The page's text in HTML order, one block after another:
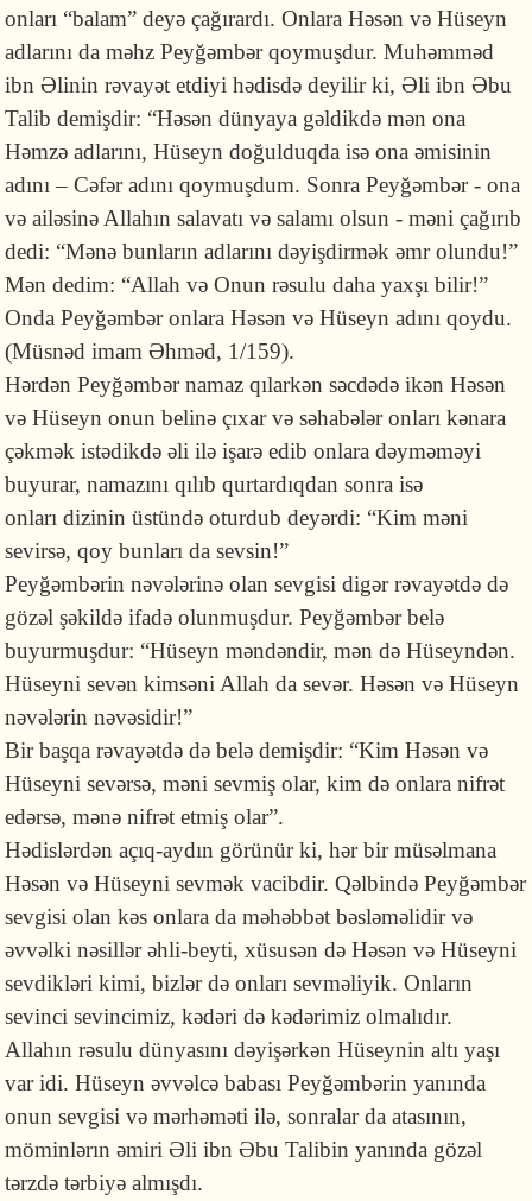
onları “balam” deyə çağırardı. Onlara Həsən və Hüseyn
adlarını da məhz Peyğəmbər qoymuşdur. Muhəmməd
ibn Əlinin rəvayət etdiyi hədisdə deyilir ki, Əli ibn Əbu
Talib demişdir: “Həsən dünyaya gəldikdə mən ona
Həmzə adlarını, Hüseyn doğulduqda isə ona əmisinin
adını – Cəfər adını qoymuşdum. Sonra Peyğəmbər - ona
və ailəsinə Allahın salavatı və salamı olsun - məni çağırıb
dedi: “Mənə bunların adlarını dəyişdirmək əmr olundu!”
Mən dedim: “Allah və Onun rəsulu daha yaxşı bilir!”
Onda Peyğəmbər onlara Həsən və Hüseyn adını qoydu.
(Müsnəd imam Əhməd, 1/159).
Hərdən Peyğəmbər namaz qılarkən səcdədə ikən Həsən
və Hüseyn onun belinə çıxar və səhabələr onları kənara
çəkmək istədikdə əli ilə işarə edib onlara dəyməməyi
buyurar, namazını qılıb qurtardıqdan sonra isə
onları dizinin üstündə oturdub deyərdi: “Kim məni
sevirsə, qoy bunları da sevsin!”
Peyğəmbərin nəvələrinə olan sevgisi digər rəvayətdə də
gözəl şəkildə ifadə olunmuşdur. Peyğəmbər belə
buyurmuşdur: “Hüseyn məndəndir, mən də Hüseyndən.
Hüseyni sevən kimsəni Allah da sevər. Həsən və Hüseyn
nəvələrin nəvəsidir!”
Bir başqa rəvayətdə də belə demişdir: “Kim Həsən və
Hüseyni sevərsə, məni sevmiş olar, kim də onlara nifrət
edərsə, mənə nifrət etmiş olar”.
Hədislərdən açıq-aydın görünür ki, hər bir müsəlmana
Həsən və Hüseyni sevmək vacibdir. Qəlbində Peyğəmbər
sevgisi olan kəs onlara da məhəbbət bəsləməlidir və
əvvəlki nəsillər əhli-beyti, xüsusən də Həsən və Hüseyni
sevdikləri kimi, bizlər də onları sevməliyik. Onların
sevinci sevincimiz, kədəri də kədərimiz olmalıdır.
Allahın rəsulu dünyasını dəyişərkən Hüseynin altı yaşı
var idi. Hüseyn əvvəlcə babası Peyğəmbərin yanında
onun sevgisi və mərhəməti ilə, sonralar da atasının,
möminlərın əmiri Əli ibn Əbu Talibin yanında gözəl
tərzdə tərbiyə almışdı.